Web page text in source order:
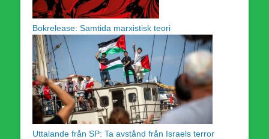
Bokrelease: Samtida marxistisk teori
Uttalande från SP: Ta avstånd från Israels terror